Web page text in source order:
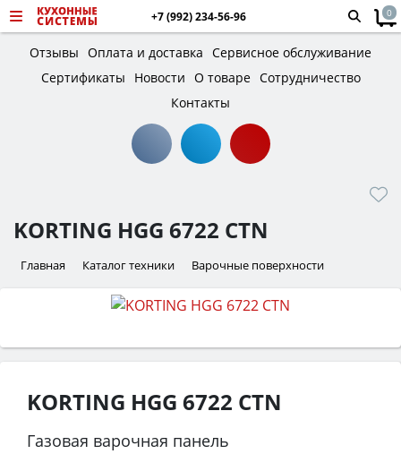
+7 (992) 234-56-96 0
Отзывы Оплата и доставка Сервисное обслуживание
Сертификаты
Новости О товаре Сотрудничество
Контакты
KORTING HGG 6722 CTN
Главная Каталог техники Варочные поверхности
KORTING HGG 6722 CTN
Газовая варочная панель